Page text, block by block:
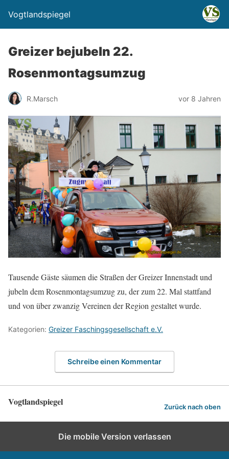
Vogtlandspiegel
Greizer bejubeln 22.
Rosenmontagsumzug
R.Marsch vor 8 Jahren
Tausende Gäste säumen die Straßen der Greizer Innenstadt und
jubeln dem Rosenmontagsumzug zu, der zum 22. Mal stattfand
und von über zwanzig Vereinen der Region gestaltet wurde.
Kategorien: Greizer Faschingsgesellschaft e.V.
Schreibe einen Kommentar
Vogtlandspiegel Zurück nach oben
Die mobile Version verlassen